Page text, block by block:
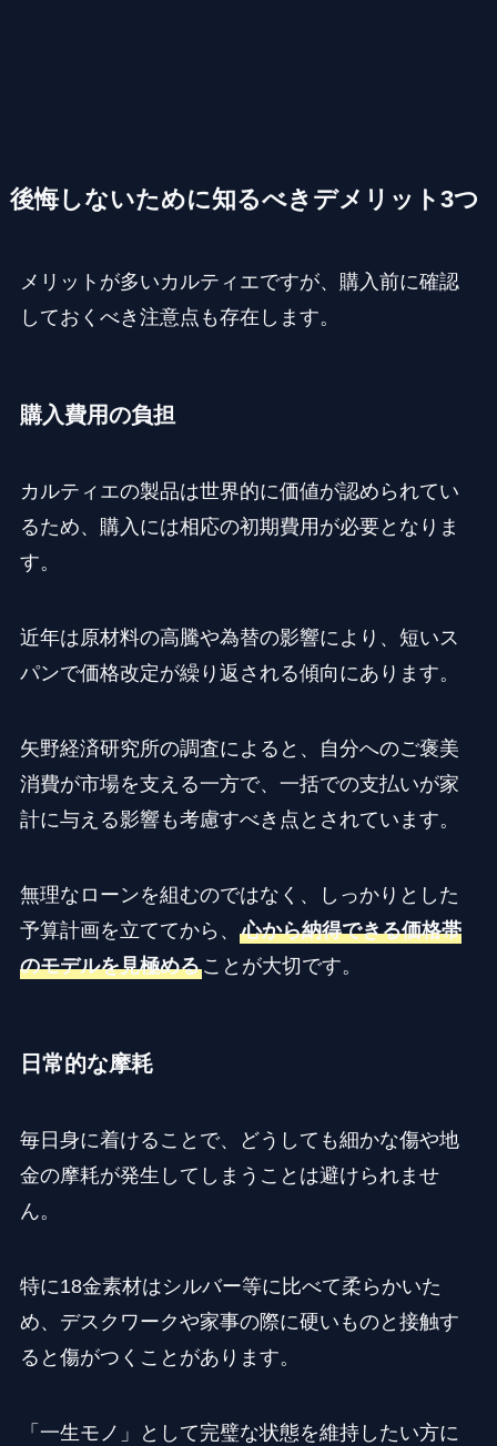
後悔しないために知るべきデメリット3つ
メリットが多いカルティエですが、購入前に確認
しておくべき注意点も存在します。
購入費用の負担
カルティエの製品は世界的に価値が認められてい
るため、購入には相応の初期費用が必要となりま
す。
近年は原材料の高騰や為替の影響により、短いス
パンで価格改定が繰り返される傾向にあります。
矢野経済研究所の調査によると、自分へのご褒美
消費が市場を支える一方で、一括での支払いが家
計に与える影響も考慮すべき点とされています。
無理なローンを組むのではなく、しっかりとした
予算計画を立ててから、 心から納得できる価格帯
のモデルを見極めることが大切です。
日常的な摩耗
毎日身に着けることで、どうしても細かな傷や地
金の摩耗が発生してしまうことは避けられませ
ん。
特に18金素材はシルバー等に比べて柔らかいた
め、デスクワークや家事の際に硬いものと接触す
ると傷がつくことがあります。
「一生モノ」として完璧な状態を維持したい方に